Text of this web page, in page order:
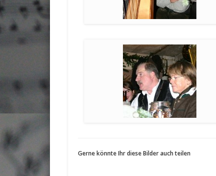
Gerne könnte Ihr diese Bilder auch teilen